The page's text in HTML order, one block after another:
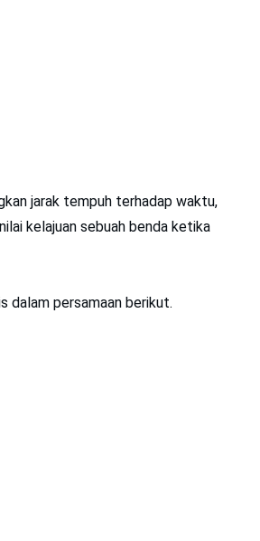
jarak tempuh terhadap waktu,
kelajuan sebuah benda ketika
dalam persamaan berikut.